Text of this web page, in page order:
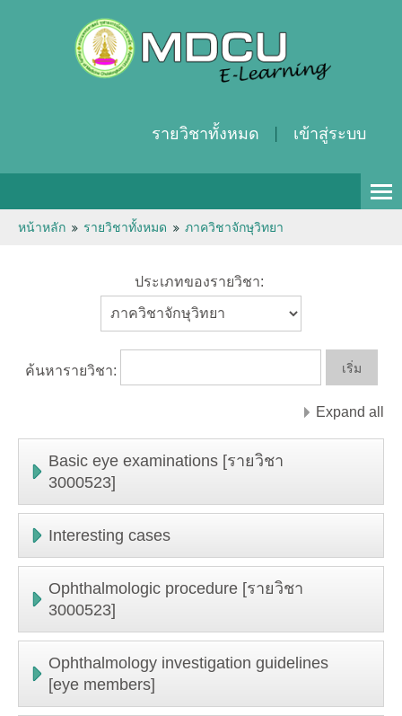
รายวิชาทั้งหมด เข้าสู่ระบบ
Thai ‎(th)‎
หน้าหลัก รายวิชาทั้งหมด ภาควิชาจักษุวิทยา
ประเภทของรายวิชา:
ค้นหารายวิชา:
Expand all
Basic eye examinations [รายวิชา
3000523]
Interesting cases
Ophthalmologic procedure [รายวิชา
3000523]
Ophthalmology investigation guidelines
[eye members]